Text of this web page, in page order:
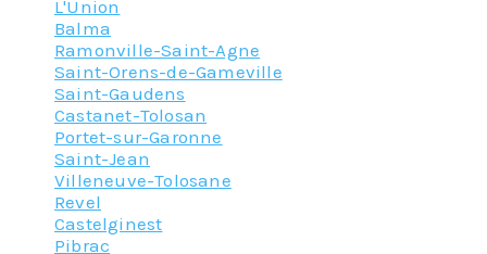
L'Union
Balma
Ramonville-Saint-Agne
Saint-Orens-de-Gameville
Saint-Gaudens
Castanet-Tolosan
Portet-sur-Garonne
Saint-Jean
Villeneuve-Tolosane
Revel
Castelginest
Pibrac